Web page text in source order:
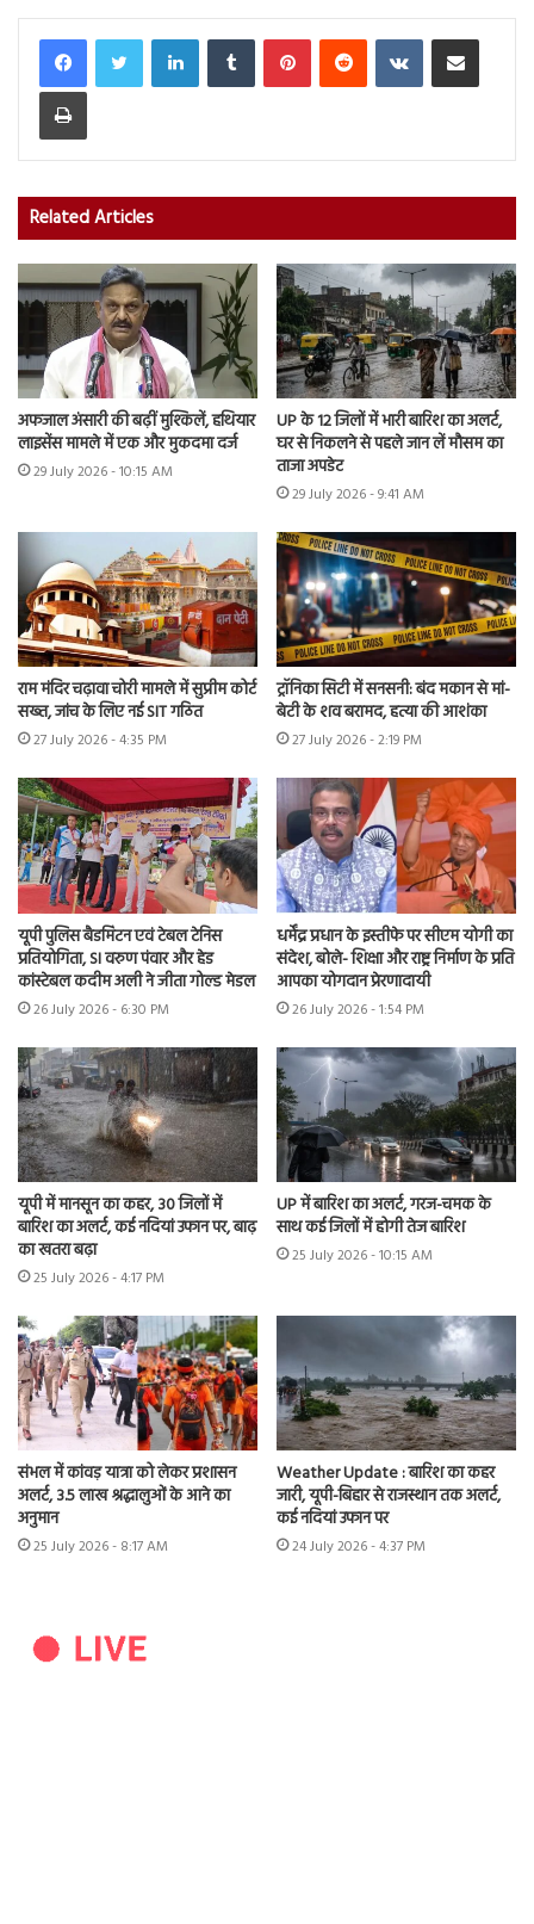
LinkedInTumblr PinterestReddit VKontakteShare via Email
Print
Related Articles
अफजाल अंसारी की बढ़ीं मुश्किलें, हथियार
लाइसेंस मामले में एक और मुकदमा दर्ज
29 July 2026 - 10:15 AM
UP के 12 जिलों में भारी बारिश का अलर्ट,
घर से निकलने से पहले जान लें मौसम का
ताजा अपडेट
29 July 2026 - 9:41 AM
राम मंदिर चढ़ावा चोरी मामले में सुप्रीम कोर्ट
सख्त, जांच के लिए नई SIT गठित
27 July 2026 - 4:35 PM
ट्रॉनिका सिटी में सनसनी: बंद मकान से मां-
बेटी के शव बरामद, हत्या की आशंका
27 July 2026 - 2:19 PM
यूपी पुलिस बैडमिंटन एवं टेबल टेनिस
प्रतियोगिता, SI वरुण पंवार और हेड
कांस्टेबल कदीम अली ने जीता गोल्ड मेडल
26 July 2026 - 6:30 PM
धर्मेंद्र प्रधान के इस्तीफे पर सीएम योगी का
संदेश, बोले- शिक्षा और राष्ट्र निर्माण के प्रति
आपका योगदान प्रेरणादायी
26 July 2026 - 1:54 PM
यूपी में मानसून का कहर, 30 जिलों में
बारिश का अलर्ट, कई नदियां उफान पर, बाढ़
का खतरा बढ़ा
25 July 2026 - 4:17 PM
UP में बारिश का अलर्ट, गरज-चमक के
साथ कई जिलों में होगी तेज बारिश
25 July 2026 - 10:15 AM
संभल में कांवड़ यात्रा को लेकर प्रशासन
अलर्ट, 3.5 लाख श्रद्धालुओं के आने का
अनुमान
25 July 2026 - 8:17 AM
Weather Update : बारिश का कहर
जारी, यूपी-बिहार से राजस्थान तक अलर्ट,
कई नदियां उफान पर
24 July 2026 - 4:37 PM